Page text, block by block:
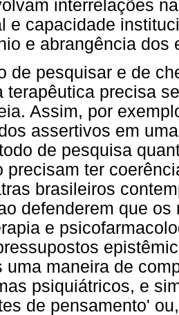
interrelações
e capacidade
e abrangência dos
de pesquisar e de
terapêutica precisa
Assim, por
assertivos em
de pesquisa
precisam ter
brasileiros
defenderem que
e
uma maneira de
psiquiátricos, e
de pensamento'